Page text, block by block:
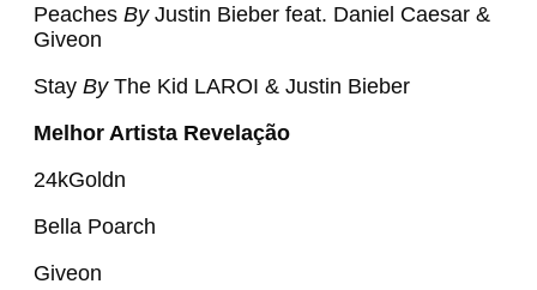
Peaches ByJustin Bieber feat. Daniel Caesar &
Giveon
Stay ByThe Kid LAROI & Justin Bieber
Melhor Artista Revelação
24kGoldn
Bella Poarch
Giveon